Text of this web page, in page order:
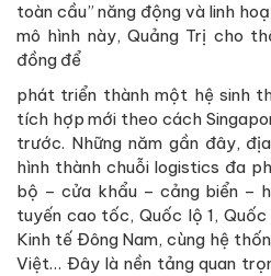
toàn cầu” năng động và linh
mô hình này, Quảng Trị cho
đồng để
phát triển thành một hệ sinh
tích hợp mới theo cách
trước. Những năm gần đây,
hình thành chuỗi logistics đa
bộ – cửa khẩu – cảng biển –
tuyến cao tốc, Quốc lộ 1,
Kinh tế Đông Nam, cùng hệ
Việt… Đây là nền tảng quan